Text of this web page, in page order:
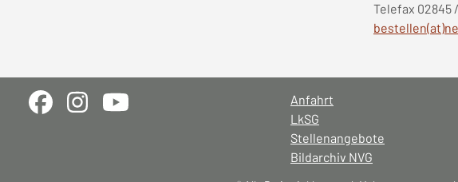
Telefax 02845
Anfahrt
LkSG
Stellenangebote
Bildarchiv NVG